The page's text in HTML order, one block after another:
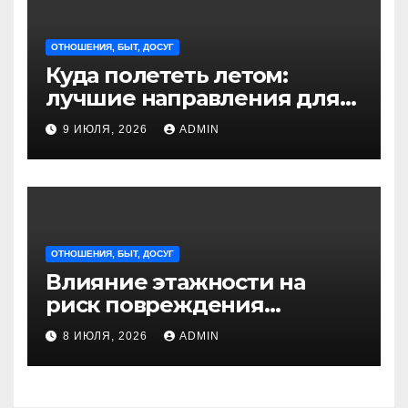
ОТНОШЕНИЯ, БЫТ, ДОСУГ
Куда полететь летом:
лучшие направления для
отдыха из Санкт-
Петербурга
9 ИЮЛЯ, 2026 ADMIN
ОТНОШЕНИЯ, БЫТ, ДОСУГ
Влияние этажности на
риск повреждения
недвижимости
8 ИЮЛЯ, 2026 ADMIN